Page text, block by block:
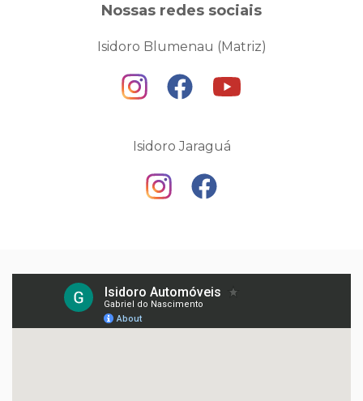
Nossas redes sociais
Isidoro Blumenau (Matriz)
Isidoro Jaraguá